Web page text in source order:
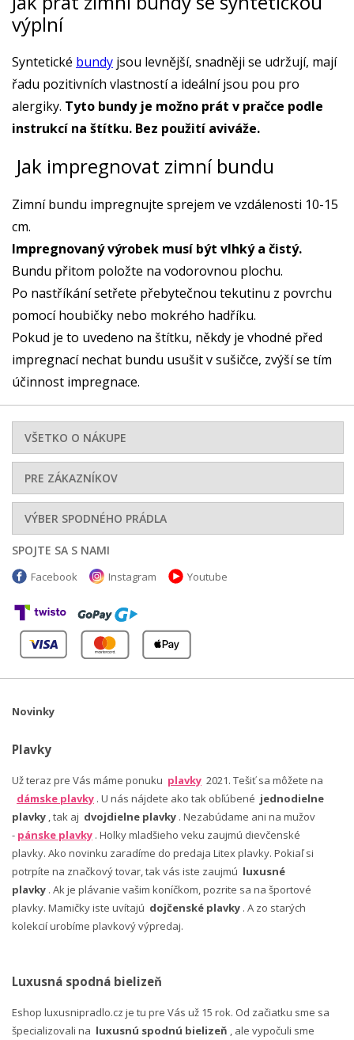
výplní
Syntetické bundy jsou levnější, snadněji se udržují, mají
řadu pozitivních vlastností a ideální jsou pou pro
alergiky. Tyto bundy je možno prát v pračce podle
instrukcí na štítku. Bez použití aviváže.
Jak impregnovat zimní bundu
Zimní bundu impregnujte sprejem ve vzdálenosti 10-15
cm.
Impregnovaný výrobek musí být vlhký a čistý.
Bundu přitom položte na vodorovnou plochu.
Po nastříkání setřete přebytečnou tekutinu z povrchu
pomocí houbičky nebo mokrého hadříku.
Pokud je to uvedeno na štítku, někdy je vhodné před
impregnací nechat bundu usušit v sušičce, zvýší se tím
účinnost impregnace.
VŠETKO O NÁKUPE
PRE ZÁKAZNÍKOV
VÝBER SPODNÉHO PRÁDLA
SPOJTE SA S NAMI
Facebook Instagram Youtube
Novinky
Plavky
Už teraz pre Vás máme ponuku plavky 2021. Tešiť sa môžete na
dámske plavky . U nás nájdete ako tak obľúbené jednodielne
plavky , tak aj dvojdielne plavky . Nezabúdame ani na mužov
- pánske plavky . Holky mladšieho veku zaujmú dievčenské
plavky. Ako novinku zaradíme do predaja Litex plavky. Pokiaľ si
potrpíte na značkový tovar, tak vás iste zaujmú luxusné
plavky . Ak je plávanie vašim koníčkom, pozrite sa na športové
plavky. Mamičky iste uvítajú dojčenské plavky . A zo starých
kolekcií urobíme plavkový výpredaj.
Luxusná spodná bielizeň
Eshop luxusnipradlo.cz je tu pre Vás už 15 rok. Od začiatku sme sa
špecializovali na luxusnú spodnú bielizeň , ale vypočuli sme